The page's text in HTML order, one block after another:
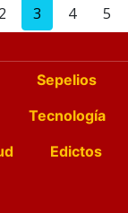
2 3 4 5
Sepelios
Tecnología
Edictos